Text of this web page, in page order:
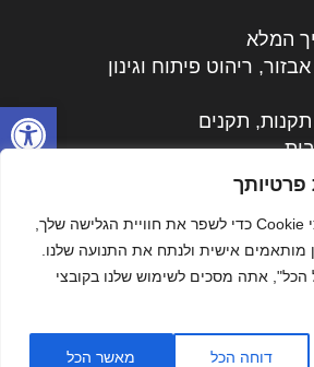
פתח
פרטיותך
אנו משתמשים בקובצי Cookie כדי לשפר את חוויית הגלישה שלך,
מותאמים אישית ולנתח את התנועה שלנו.
הכל", אתה מסכים לשימוש שלנו בקובצי
דוחה הכל מאשר הכל
המלא
ריהוט פיתוח וגינון
תקנות, תקנים
ועסקאות
מתקדמות
והמלצות